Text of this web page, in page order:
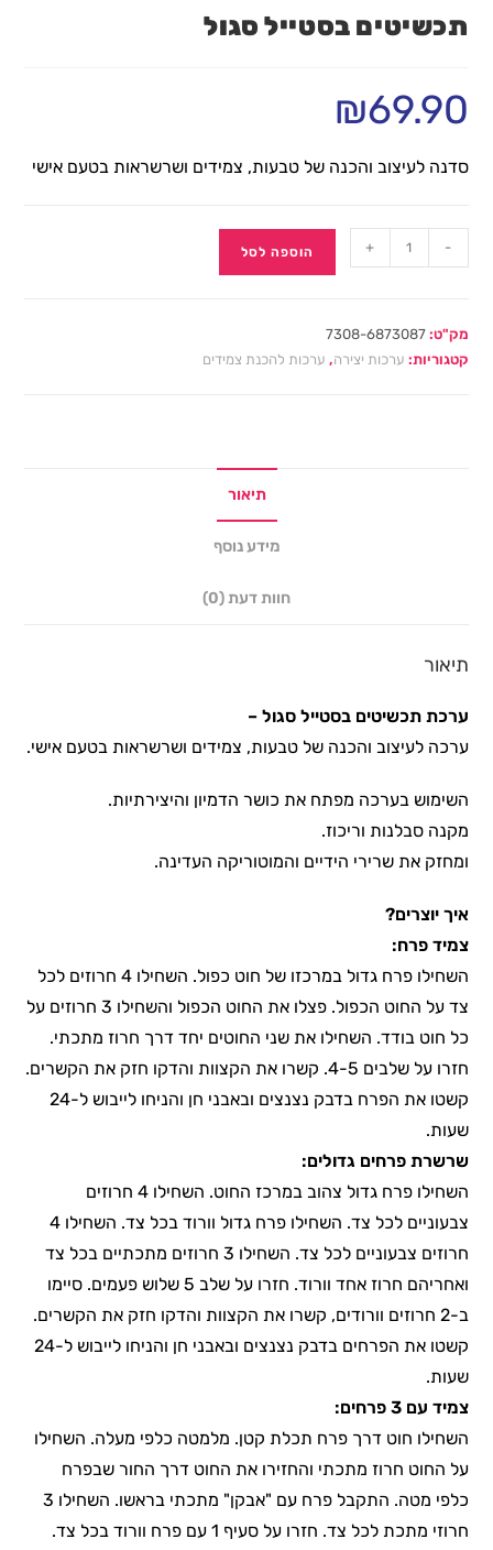
תכשיטים בסטייל סגול
₪69.90
סדנה לעיצוב והכנה של טבעות, צמידים ושרשראות בטעם אישי
-
+ הוספה לסל
מק"ט:7308-6873087
קטגוריות: ערכות יצירה, ערכות להכנת צמידים
תיאור
מידע נוסף
חוות דעת (0)
תיאור
ערכת תכשיטים בסטייל סגול –
ערכה לעיצוב והכנה של טבעות, צמידים ושרשראות בטעם אישי.
השימוש בערכה מפתח את כושר הדמיון והיצירתיות.
מקנה סבלנות וריכוז.
ומחזק את שרירי הידיים והמוטוריקה העדינה.
איך יוצרים?
צמיד פרח:
השחילו פרח גדול במרכזו של חוט כפול. השחילו 4 חרוזים לכל
צד על החוט הכפול. פצלו את החוט הכפול והשחילו 3 חרוזים על
כל חוט בודד. השחילו את שני החוטים יחד דרך חרוז מתכתי.
חזרו על שלבים 4-5. קשרו את הקצוות והדקו חזק את הקשרים.
קשטו את הפרח בדבק נצנצים ובאבני חן והניחו לייבוש ל-24
שעות.
שרשרת פרחים גדולים:
השחילו פרח גדול צהוב במרכז החוט. השחילו 4 חרוזים
צבעוניים לכל צד. השחילו פרח גדול וורוד בכל צד. השחילו 4
חרוזים צבעוניים לכל צד. השחילו 3 חרוזים מתכתיים בכל צד
ואחריהם חרוז אחד וורוד. חזרו על שלב 5 שלוש פעמים. סיימו
ב-2 חרוזים וורודים, קשרו את הקצוות והדקו חזק את הקשרים.
קשטו את הפרחים בדבק נצנצים ובאבני חן והניחו לייבוש ל-24
שעות.
צמיד עם 3 פרחים:
השחילו חוט דרך פרח תכלת קטן. מלמטה כלפי מעלה. השחילו
על החוט חרוז מתכתי והחזירו את החוט דרך החור שבפרח
כלפי מטה. התקבל פרח עם "אבקן" מתכתי בראשו. השחילו 3
חרוזי מתכת לכל צד. חזרו על סעיף 1 עם פרח וורוד בכל צד.